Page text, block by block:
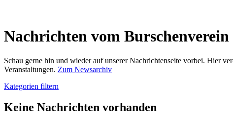
Nachrichten vom
Schau gerne hin und wieder auf unserer Nachrichtenseite vorbei. Hier
Veranstaltungen. Zum Newsarchiv
Kategorien filtern
Keine Nachrichten vorhanden